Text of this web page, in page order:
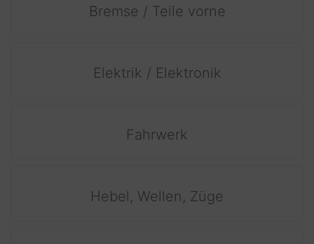
Bremse / Teile vorne
Elektrik / Elektronik
Fahrwerk
Hebel, Wellen, Züge